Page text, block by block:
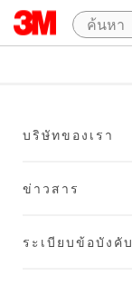
บริษัทของเรา
ข่าวสาร
ระเบียบข้อบังคับ